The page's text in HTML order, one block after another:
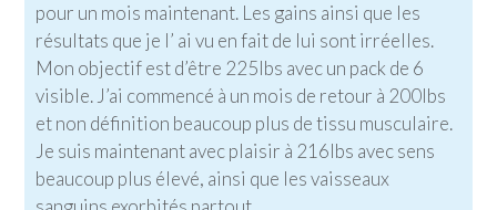
pour un mois maintenant. Les gains ainsi que les
résultats que je l’ ai vu en fait de lui sont irréelles.
Mon objectif est d’être 225lbs avec un pack de 6
visible. J’ai commencé à un mois de retour à 200lbs
et non définition beaucoup plus de tissu musculaire.
Je suis maintenant avec plaisir à 216lbs avec sens
beaucoup plus élevé, ainsi que les vaisseaux